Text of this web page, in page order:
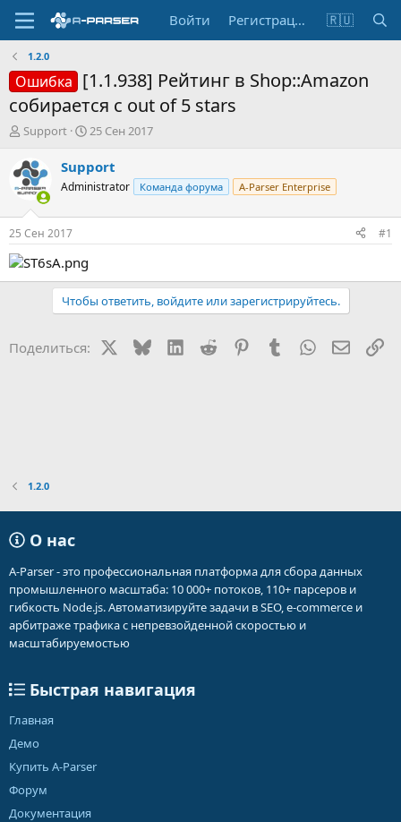
Войти Регистрация 🇷🇺
1.2.0
Ошибка [1.1.938] Рейтинг в Shop::Amazon
собирается с out of 5 stars
А
т
о
р
т
е
м
ы
Support
Д
т
а
н
а
25 Сен 2017
Support
Administrator Команда форума A-Parser Enterprise
25 Сен 2017 #1
Чтобы ответить, войдите или зарегистрируйтесь.
Поделиться: BlueskyLinkedIn
Reddit PinterestTumblr WhatsApp
1.2.0
О нас
A-Parser - это профессиональная платформа для сбора данных
промышленного масштаба: 10 000+ потоков, 110+ парсеров и
гибкость Node.js. Автоматизируйте задачи в SEO, e-commerce и
арбитраже трафика с непревзойденной скоростью и
масштабируемостью
Быстрая навигация
Главная
Демо
Купить A-Parser
Форум
Документация